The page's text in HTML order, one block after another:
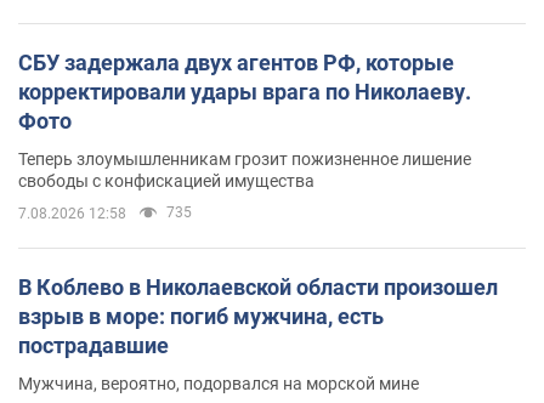
СБУ задержала двух агентов РФ, которые
корректировали удары врага по Николаеву.
Фото
Теперь злоумышленникам грозит пожизненное лишение
свободы с конфискацией имущества
7.08.2026 12:58 735
В Коблево в Николаевской области произошел
взрыв в море: погиб мужчина, есть
пострадавшие
Мужчина, вероятно, подорвался на морской мине